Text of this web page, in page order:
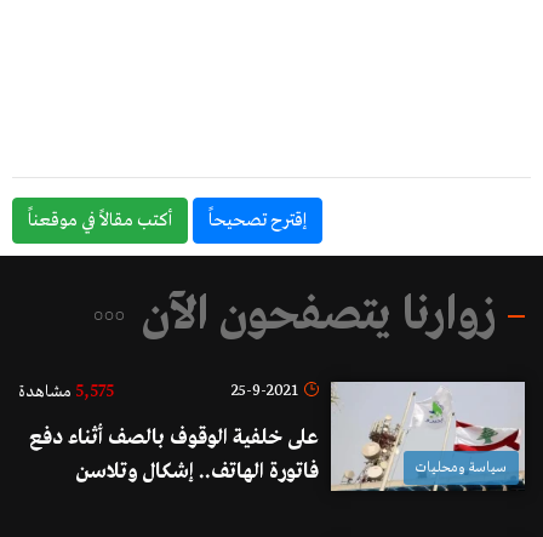
إقترح تصحيحاً أكتب مقالاً في موقعناً
زوارنا يتصفحون الآن
سياسة ومحليات
25-9-2021
5,575 مشاهدة
على خلفية الوقوف بالصف أثناء دفع
فاتورة الهاتف.. إشكال وتلاسن